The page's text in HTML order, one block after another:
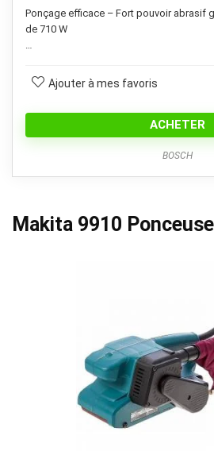
Ponçage efficace – Fort pouvoir abrasif
de 710 W
…
Ajouter à mes favoris
ACHETER
BOSCH
Makita 9910